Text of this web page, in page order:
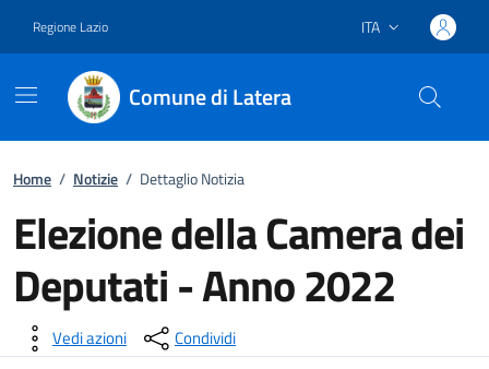
Regione Lazio Lingua attiva:
ITA
Comune di Latera
Home / Notizie / Dettaglio Notizia
Elezione della Camera dei
Deputati - Anno 2022
Dettagli della notizia
Vedi azioni Condividi